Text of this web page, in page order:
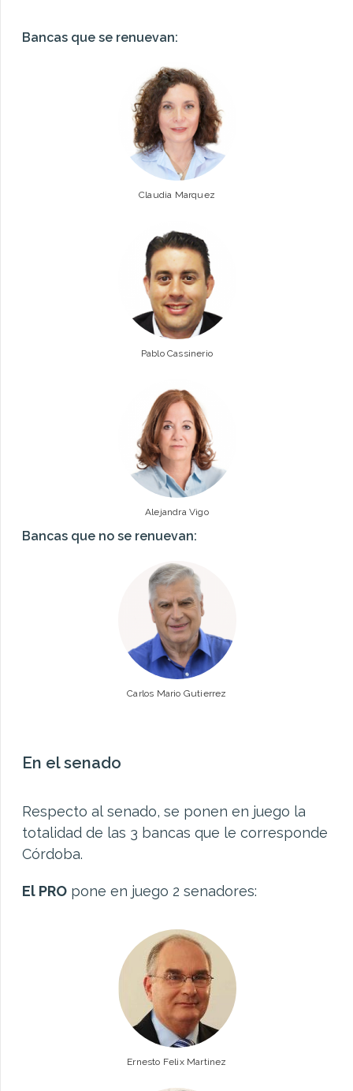
Bancas que se renuevan:
Claudia Marquez
Pablo Cassinerio
Alejandra Vigo
Bancas que no se renuevan:
Carlos Mario Gutierrez
En el senado
Respecto al senado, se ponen en juego la
totalidad de las 3 bancas que le corresponde
Córdoba.
El PROpone en juego 2 senadores:
Ernesto Felix Martinez